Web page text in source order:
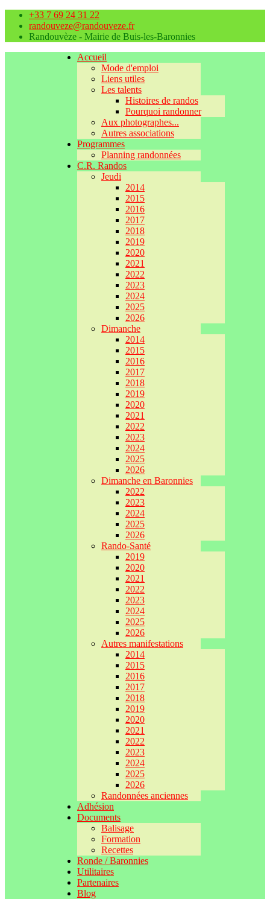
+33 7 69 24 31 22
randouveze@randouveze.fr
Randouvèze - Mairie de Buis-les-Baronnies
Accueil
Mode d'emploi
Liens utiles
Les talents
Histoires de randos
Pourquoi randonner
Aux photographes...
Autres associations
Programmes
Planning randonnées
C.R. Randos
Jeudi
2014
2015
2016
2017
2018
2019
2020
2021
2022
2023
2024
2025
2026
Dimanche
2014
2015
2016
2017
2018
2019
2020
2021
2022
2023
2024
2025
2026
Dimanche en Baronnies
2022
2023
2024
2025
2026
Rando-Santé
2019
2020
2021
2022
2023
2024
2025
2026
Autres manifestations
2014
2015
2016
2017
2018
2019
2020
2021
2022
2023
2024
2025
2026
Randonnées anciennes
Adhésion
Documents
Balisage
Formation
Recettes
Ronde / Baronnies
Utilitaires
Partenaires
Blog